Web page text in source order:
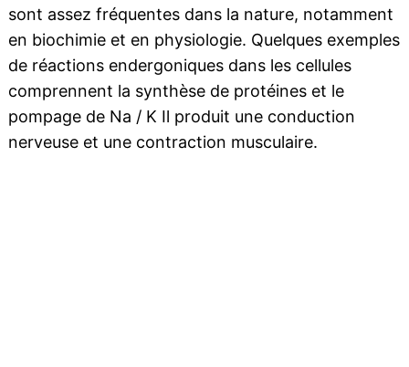
sont assez fréquentes dans la nature, notamment
en biochimie et en physiologie. Quelques exemples
de réactions endergoniques dans les cellules
comprennent la synthèse de protéines et le
pompage de Na / K Il produit une conduction
nerveuse et une contraction musculaire.